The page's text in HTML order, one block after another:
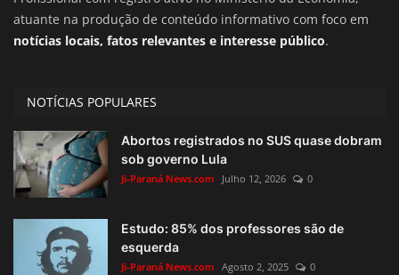
atuante na produção de conteúdo informativo com foco em
notícias locais, fatos relevantes e interesse público.
NOTÍCIAS POPULARES
Abortos registrados no SUS quase dobram
sob governo Lula
Ji-Paraná News.com Julho 12, 2026 0
Estudo: 85% dos professores são de
esquerda
Ji-Paraná News.com Agosto 2, 2025 0